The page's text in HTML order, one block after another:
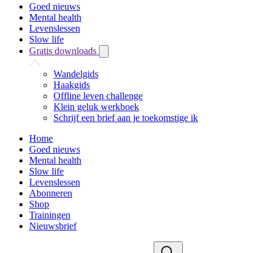
Goed nieuws
Mental health
Levenslessen
Slow life
Gratis downloads
Wandelgids
Haakgids
Offline leven challenge
Klein geluk werkboek
Schrijf een brief aan je toekomstige ik
Home
Goed nieuws
Mental health
Slow life
Levenslessen
Abonneren
Shop
Trainingen
Nieuwsbrief